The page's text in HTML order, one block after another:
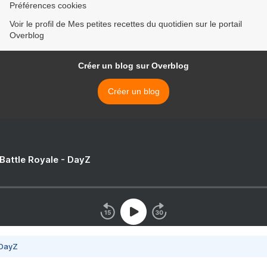
Préférences cookies
Voir le profil de Mes petites recettes du quotidien sur le portail
Overblog
Créer un blog sur Overblog
Créer un blog
Royale - DayZ